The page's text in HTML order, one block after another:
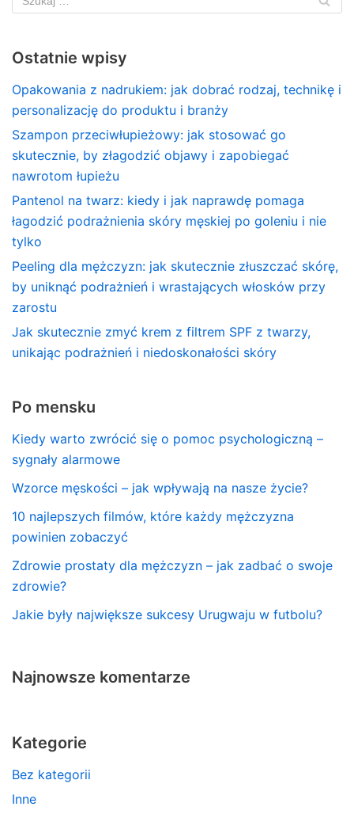
Ostatnie wpisy
Opakowania z nadrukiem: jak dobrać rodzaj, technikę i
personalizację do produktu i branży
Szampon przeciwłupieżowy: jak stosować go
skutecznie, by złagodzić objawy i zapobiegać
nawrotom łupieżu
Pantenol na twarz: kiedy i jak naprawdę pomaga
łagodzić podrażnienia skóry męskiej po goleniu i nie
tylko
Peeling dla mężczyzn: jak skutecznie złuszczać skórę,
by uniknąć podrażnień i wrastających włosków przy
zarostu
Jak skutecznie zmyć krem z filtrem SPF z twarzy,
unikając podrażnień i niedoskonałości skóry
Po mensku
Kiedy warto zwrócić się o pomoc psychologiczną –
sygnały alarmowe
Wzorce męskości – jak wpływają na nasze życie?
10 najlepszych filmów, które każdy mężczyzna
powinien zobaczyć
Zdrowie prostaty dla mężczyzn – jak zadbać o swoje
zdrowie?
Jakie były największe sukcesy Urugwaju w futbolu?
Najnowsze komentarze
Kategorie
Bez kategorii
Inne